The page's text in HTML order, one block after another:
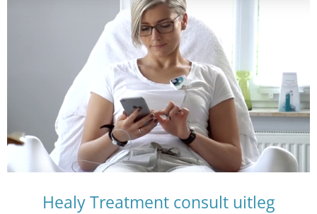
Healy Treatment consult uitleg